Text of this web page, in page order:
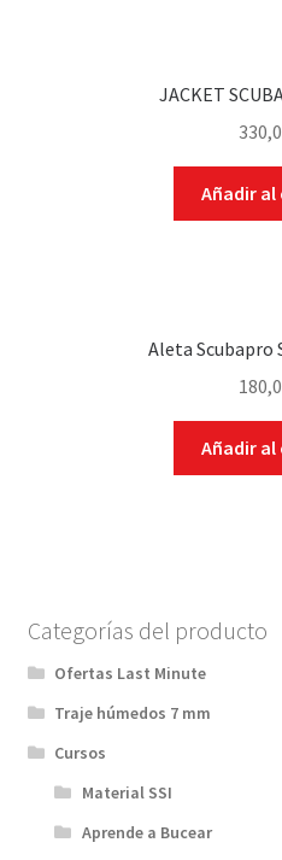
JACKET
Añadir
Aleta Scubapro
Añadir
Categorías del producto
Ofertas Last Minute
Traje húmedos 7 mm
Cursos
Material SSI
Aprende a Bucear